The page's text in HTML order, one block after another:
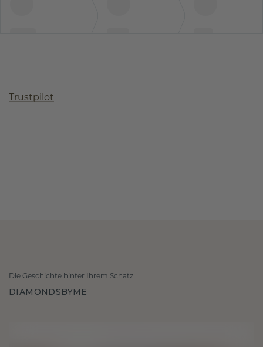
Trustpilot
Die Geschichte hinter Ihrem Schatz
DIAMONDSBYME